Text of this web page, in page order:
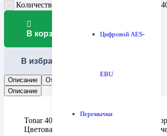
Цифровой AES-
EBU
Перемычки
Количество товара Набор проводов Tonar
В корзину
В избранное
Описание
Отзывы (0)
Описание
Tonar 4055 Head Shell Lead Wires —
Цветовая маркировка изоляции,